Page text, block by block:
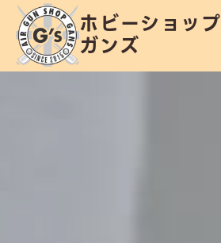
ホビーショップ
ガンズ